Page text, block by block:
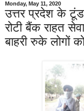
Monday, May 11, 2020
उत्तर प्रदेश के
रोटी बैंक राहत
बाहरी रुके लोगों